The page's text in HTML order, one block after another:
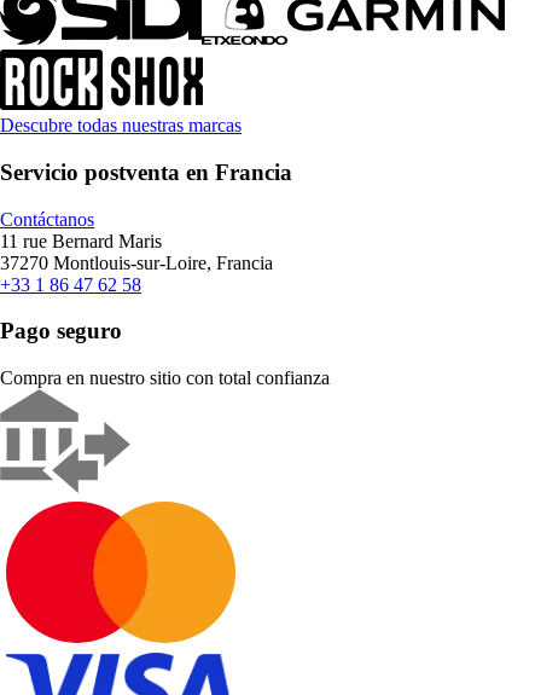
Descubre todas nuestras marcas
Servicio postventa en Francia
Contáctanos
11 rue Bernard Maris
37270 Montlouis-sur-Loire, Francia
+33 1 86 47 62 58
Pago seguro
Compra en nuestro sitio con total confianza